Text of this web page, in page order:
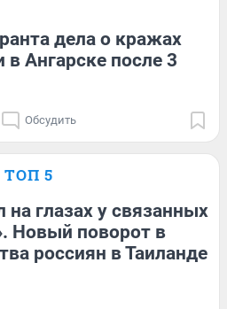
дела о кражах
Ангарске после 3
Обсудить
ТОП 5
на глазах у связанных
Новый поворот в
россиян в Таиланде